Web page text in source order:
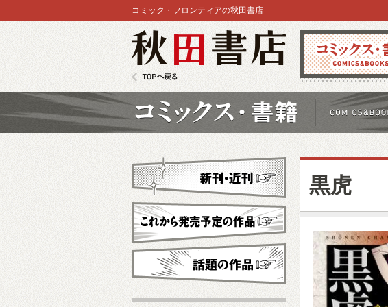
コミックス
コミック・フロンティアの秋田書店
黒虎
新刊・近刊
これから発売予定